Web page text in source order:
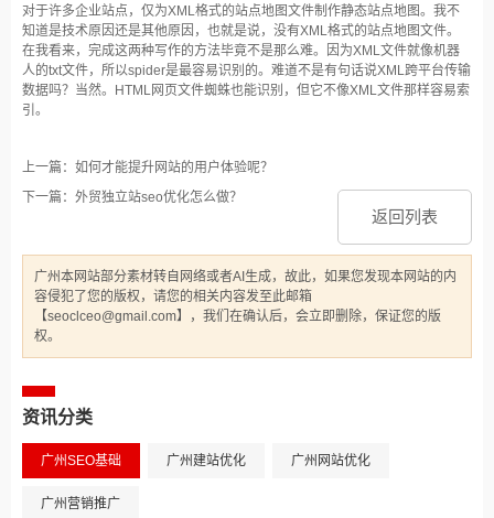
对于许多企业站点，仅为XML格式的站点地图文件制作静态站点地图。我不
知道是技术原因还是其他原因，也就是说，没有XML格式的站点地图文件。
在我看来，完成这两种写作的方法毕竟不是那么难。因为XML文件就像机器
人的txt文件，所以spider是最容易识别的。难道不是有句话说XML跨平台传输
数据吗？当然。HTML网页文件蜘蛛也能识别，但它不像XML文件那样容易索
引。
上一篇：如何才能提升网站的用户体验呢？
下一篇：外贸独立站seo优化怎么做？
返回列表
广州本网站部分素材转自网络或者AI生成，故此，如果您发现本网站的内
容侵犯了您的版权，请您的相关内容发至此邮箱
【seoclceo@gmail.com】，我们在确认后，会立即删除，保证您的版
权。
资讯分类
广州SEO基础 广州建站优化 广州网站优化
广州营销推广